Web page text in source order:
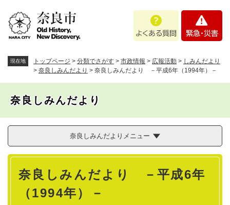
あ
問
・
現在地 トップページ > 分類でさがす > 市政情報 > 広報活動 > しみんだより
> 奈良しみんだより > 奈良しみんだより －平成6年（1994年）－
奈良しみんだより
奈良しみんだよりメニュー
本
奈良しみんだより －平成6年
（1994年）－